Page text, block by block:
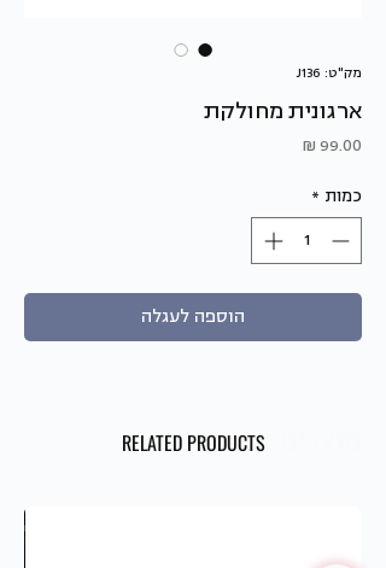
מק"ט: J136
ארגונית מחולקת
כמות *
הוספה לעגלה
מוצרים דומיםRELATED PRODUCTS